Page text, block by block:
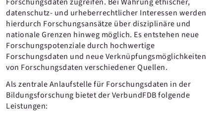
datenschutz- und urheberrechtlicher Interessen werden
hierdurch Forschungsansätze über disziplinäre und
nationale Grenzen hinweg möglich. Es entstehen neue
Forschungspotenziale durch hochwertige
Forschungsdaten und neue Verknüpfungsmöglichkeiten
von Forschungsdaten verschiedener Quellen.
Als zentrale Anlaufstelle für Forschungsdaten in der
Bildungsforschung bietet der VerbundFDB folgende
Leistungen: